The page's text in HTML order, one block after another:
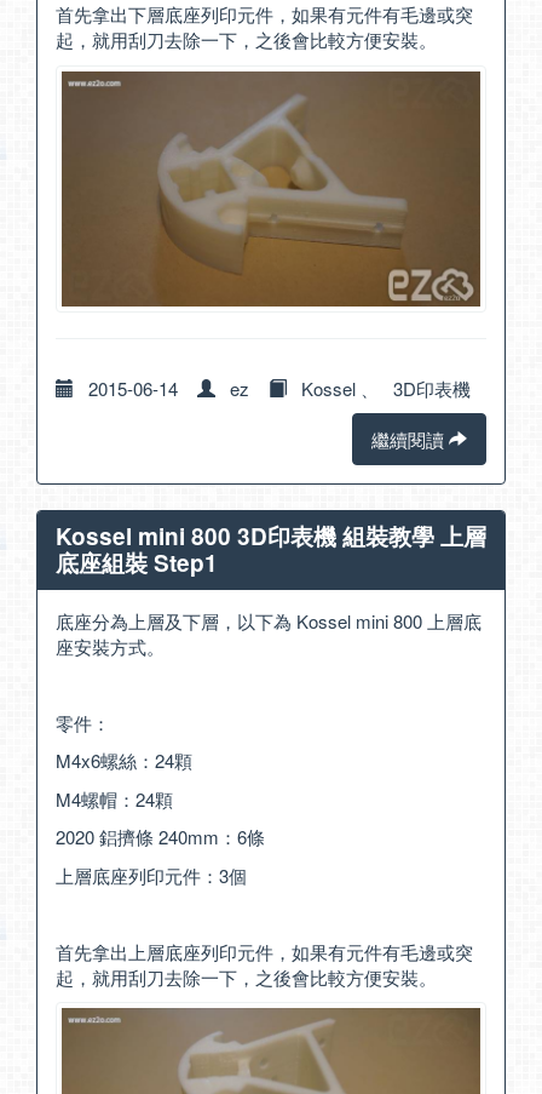
首先拿出下層底座列印元件，如果有元件有毛邊或突
起，就用刮刀去除一下，之後會比較方便安裝。
2015-06-14 ez Kossel
3D印表機
繼續閱讀
Kossel mini 800 3D印表機 組裝教學 上層
底座組裝 Step1
底座分為上層及下層，以下為 Kossel mini 800 上層底
座安裝方式。
零件：
M4x6螺絲：24顆
M4螺帽：24顆
2020 鋁擠條 240mm：6條
上層底座列印元件：3個
首先拿出上層底座列印元件，如果有元件有毛邊或突
起，就用刮刀去除一下，之後會比較方便安裝。